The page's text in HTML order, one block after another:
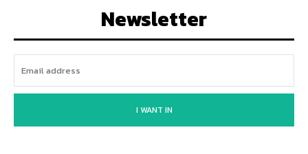
Newsletter
I WANT IN